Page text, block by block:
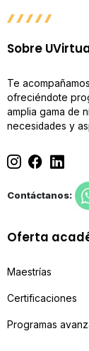
Sobre
Te
ofreciéndote
amplia gama de
necesidades y
Contáctanos:
Oferta
Maestrías
Certificaciones
Programas